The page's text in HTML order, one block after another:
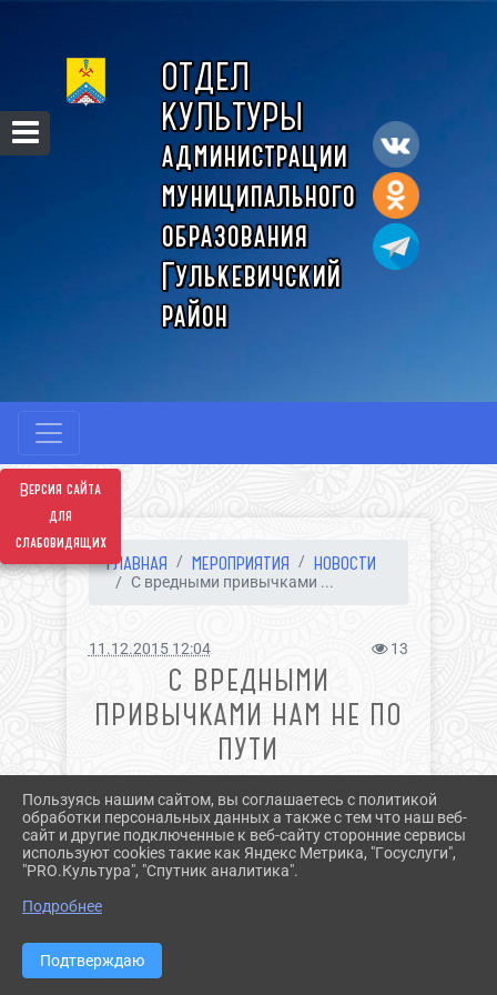
Версия сайта
для
слабовидящих
ОТДЕЛ
КУЛЬТУРЫ
администрации
муниципального
образования
Гулькевичский
район
ГЛАВНАЯ МЕРОПРИЯТИЯ НОВОСТИ
С вредными привычками ...
11.12.2015 12:04 13
С ВРЕДНЫМИ
ПРИВЫЧКАМИ НАМ НЕ ПО
ПУТИ
Пользуясь нашим сайтом, вы соглашаетесь с политикой
обработки персональных данных а также с тем что наш веб-
сайт и другие подключенные к веб-сайту сторонние сервисы
используют cookies такие как Яндекс Метрика, "Госуслуги",
"PRO.Культура", "Спутник аналитика".
Подробнее
Подтверждаю